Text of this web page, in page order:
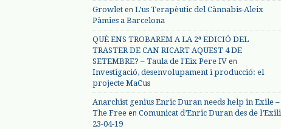
Growlet en L’us Terapèutic del Cànnabis-Aleix
Pàmies a Barcelona
QUÈ ENS TROBAREM A LA 2ª EDICIÓ DEL
TRASTER DE CAN RICART AQUEST 4 DE
SETEMBRE? – Taula de l'Eix Pere IV en
Investigació, desenvolupament i producció: el
projecte MaCus
Anarchist genius Enric Duran needs help in Exile –
The Free en Comunicat d’Enric Duran des de l’Exili
23-04-19